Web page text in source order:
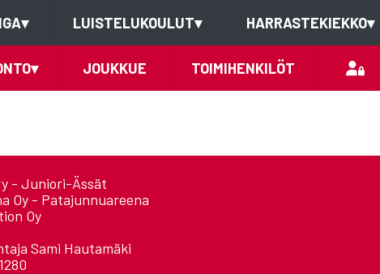
▾ LUISTELUKOULUT▾ HARRASTEKIEKKO▾
▾ JOUKKUE TOIMIHENKILÖT
- Juniori-Ässät
Oy - Patajunnuareena
Oy
Sami Hautamäki